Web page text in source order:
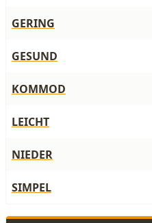
GERING
GESUND
KOMMOD
LEICHT
NIEDER
SIMPEL